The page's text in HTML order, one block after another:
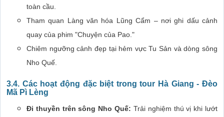
toàn cầu.
Tham quan Làng văn hóa Lũng Cẩm – nơi ghi dấu cảnh
quay của phim "Chuyện của Pao."
Chiêm ngưỡng cảnh đẹp tại hẻm vực Tu Sản và dòng sông
Nho Quế.
3.4. Các hoạt động đặc biệt trong tour Hà Giang - Đèo
Mã Pì Lèng
Đi thuyền trên sông Nho Quế: Trải nghiệm thú vị khi lướt